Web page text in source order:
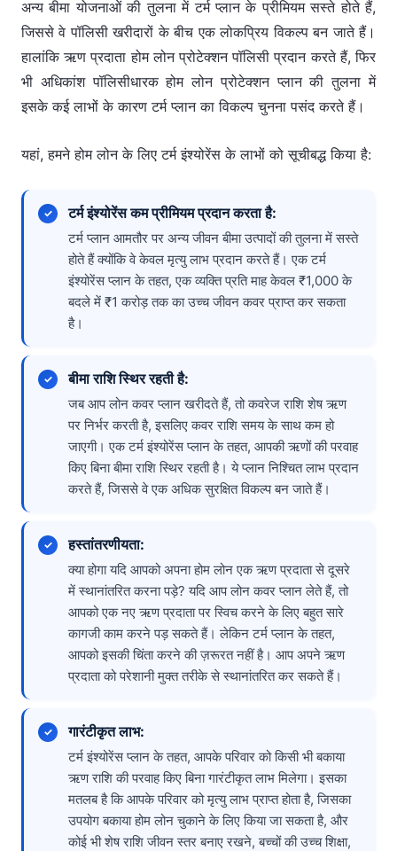
अन्य बीमा योजनाओं की तुलना में टर्म प्लान के प्रीमियम सस्ते होते हैं,
जिससे वे पॉलिसी खरीदारों के बीच एक लोकप्रिय विकल्प बन जाते हैं।
हालांकि ऋण प्रदाता होम लोन प्रोटेक्शन पॉलिसी प्रदान करते हैं, फिर
भी अधिकांश पॉलिसीधारक होम लोन प्रोटेक्शन प्लान की तुलना में
इसके कई लाभों के कारण टर्म प्लान का विकल्प चुनना पसंद करते हैं।
यहां, हमने होम लोन के लिए टर्म इंश्योरेंस के लाभों को सूचीबद्ध किया है:
टर्म इंश्योरेंस कम प्रीमियम प्रदान करता है:
टर्म प्लान आमतौर पर अन्य जीवन बीमा उत्पादों की तुलना में सस्ते
होते हैं क्योंकि वे केवल मृत्यु लाभ प्रदान करते हैं। एक टर्म
इंश्योरेंस प्लान के तहत, एक व्यक्ति प्रति माह केवल ₹1,000 के
बदले में ₹1 करोड़ तक का उच्च जीवन कवर प्राप्त कर सकता
है।
बीमा राशि स्थिर रहती है:
जब आप लोन कवर प्लान खरीदते हैं, तो कवरेज राशि शेष ऋण
पर निर्भर करती है, इसलिए कवर राशि समय के साथ कम हो
जाएगी। एक टर्म इंश्योरेंस प्लान के तहत, आपकी ऋणों की परवाह
किए बिना बीमा राशि स्थिर रहती है। ये प्लान निश्चित लाभ प्रदान
करते हैं, जिससे वे एक अधिक सुरक्षित विकल्प बन जाते हैं।
हस्तांतरणीयता:
क्या होगा यदि आपको अपना होम लोन एक ऋण प्रदाता से दूसरे
में स्थानांतरित करना पड़े? यदि आप लोन कवर प्लान लेते हैं, तो
आपको एक नए ऋण प्रदाता पर स्विच करने के लिए बहुत सारे
कागजी काम करने पड़ सकते हैं। लेकिन टर्म प्लान के तहत,
आपको इसकी चिंता करने की ज़रूरत नहीं है। आप अपने ऋण
प्रदाता को परेशानी मुक्त तरीके से स्थानांतरित कर सकते हैं।
गारंटीकृत लाभ:
टर्म इंश्योरेंस प्लान के तहत, आपके परिवार को किसी भी बकाया
ऋण राशि की परवाह किए बिना गारंटीकृत लाभ मिलेगा। इसका
मतलब है कि आपके परिवार को मृत्यु लाभ प्राप्त होता है, जिसका
उपयोग बकाया होम लोन चुकाने के लिए किया जा सकता है, और
कोई भी शेष राशि जीवन स्तर बनाए रखने, बच्चों की उच्च शिक्षा,